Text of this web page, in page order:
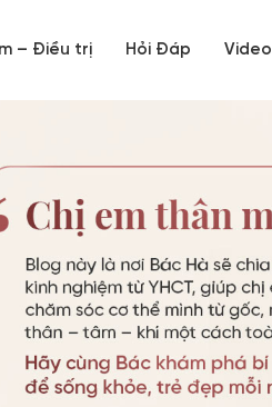
– Điều trị Hỏi Đáp Video